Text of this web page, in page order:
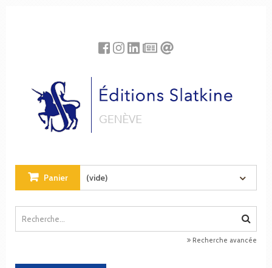
Panier (vide)
Recherche avancée